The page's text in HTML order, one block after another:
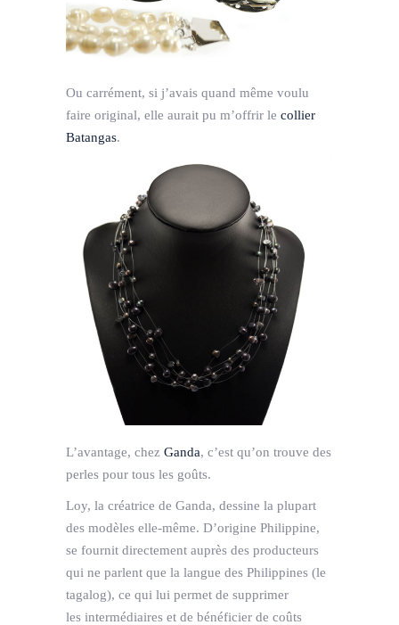
Ou carrément, si j’avais quand même voulu
faire original, elle aurait pu m’offrir le collier
Batangas.
L’avantage, chez Ganda, c’est qu’on trouve des
perles pour tous les goûts.
Loy, la créatrice de Ganda, dessine la plupart
des modèles elle-même. D’origine Philippine,
se fournit directement auprès des producteurs
qui ne parlent que la langue des Philippines (le
tagalog), ce qui lui permet de supprimer
les intermédiaires et de bénéficier de coûts